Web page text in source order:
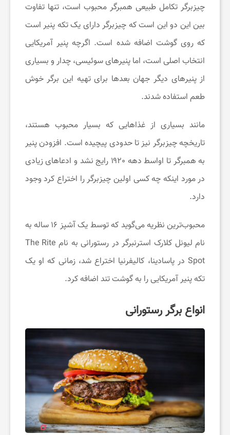
چیزبرگر تکامل طبیعی همبرگر محبوب است، تنها تفاوت
بین این دو این است که چیزبرگر دارای یک تکه پنیر است
که روی گوشت اضافه شده است. اگرچه پنیر آمریکایی
انتخاب اصلی است، اما پنیرهای سوئیسی، چدار و بسیاری
از پنیرهای دیگر جهان بعدها برای تهیه این برگر خوش
طعم استفاده شدند.
مانند بسیاری از غذاهایی که بسیار محبوب هستند،
تاریخچه چیزبرگر نیز تا حدودی پیچیده است. افزودن پنیر
به همبرگر تا اواسط دهه ۱۹۲۰ رایج نشد و ادعاهای زیادی
در مورد اینکه چه کسی اولین چیزبرگر را اختراع کرد وجود
دارد.
محبوب‌ترین نظریه می‌گوید که توسط یک آشپز ۱۶ ساله به
نام لیونل کلارک استرنبرگر در رستورانی به نام The Rite
Spot در پاسادینا، کالیفرنیا اختراع شد، زمانی که او یک
تکه پنیر آمریکایی را به گوشت تند اضافه کرد.
انواع برگر رستورانی